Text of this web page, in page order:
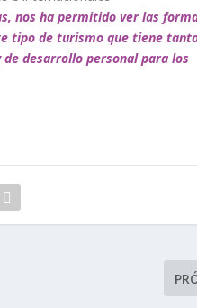
nos ha permitido ver las
tipo de turismo que tiene
desarrollo personal para los